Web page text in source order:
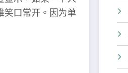
笑口常开。因为单